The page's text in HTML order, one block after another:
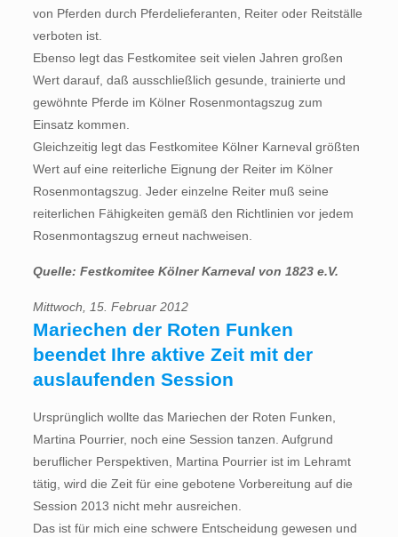
von Pferden durch Pferdelieferanten, Reiter oder Reitställe
verboten ist.
Ebenso legt das Festkomitee seit vielen Jahren großen
Wert darauf, daß ausschließlich gesunde, trainierte und
gewöhnte Pferde im Kölner Rosenmontagszug zum
Einsatz kommen.
Gleichzeitig legt das Festkomitee Kölner Karneval größten
Wert auf eine reiterliche Eignung der Reiter im Kölner
Rosenmontagszug. Jeder einzelne Reiter muß seine
reiterlichen Fähigkeiten gemäß den Richtlinien vor jedem
Rosenmontagszug erneut nachweisen.
Quelle: Festkomitee Kölner Karneval von 1823 e.V.
Mittwoch, 15. Februar 2012
Mariechen der Roten Funken
beendet Ihre aktive Zeit mit der
auslaufenden Session
Ursprünglich wollte das Mariechen der Roten Funken,
Martina Pourrier, noch eine Session tanzen. Aufgrund
beruflicher Perspektiven, Martina Pourrier ist im Lehramt
tätig, wird die Zeit für eine gebotene Vorbereitung auf die
Session 2013 nicht mehr ausreichen.
Das ist für mich eine schwere Entscheidung gewesen und